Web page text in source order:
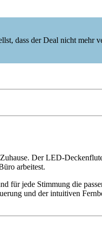
dass der Deal nicht mehr
Der LED-
arbeitest.
jede Stimmung die
und der intuitiven